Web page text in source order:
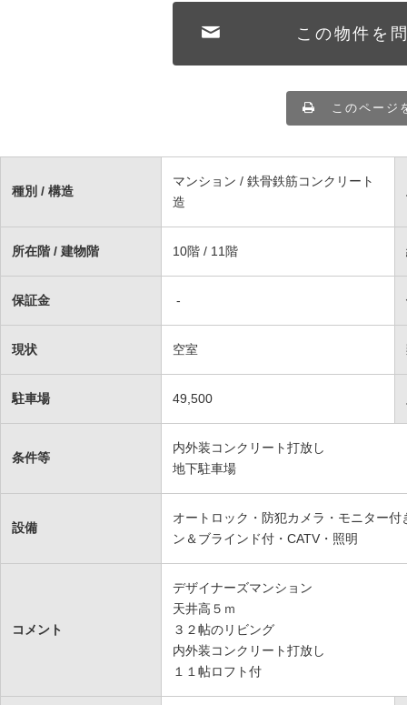
この物件を
このページ
種別 / 構造
マンション / 鉄骨鉄筋コンクリート
造
所在階 / 建物階 10階 / 11階
保証金 -
現状 空室
駐車場 49,500
条件等
内外装コンクリート打放し
地下駐車場
設備
オートロック・防犯カメラ・モニター
ン＆ブラインド付・CATV・照明
コメント
デザイナーズマンション
天井高５ｍ
３２帖のリビング
内外装コンクリート打放し
１１帖ロフト付